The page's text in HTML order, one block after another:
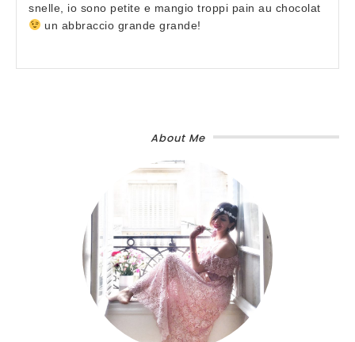
snelle, io sono petite e mangio troppi pain au chocolat
un abbraccio grande grande!
About Me